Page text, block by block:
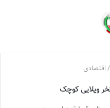
/ اقتصادی
ویلایی کوچک